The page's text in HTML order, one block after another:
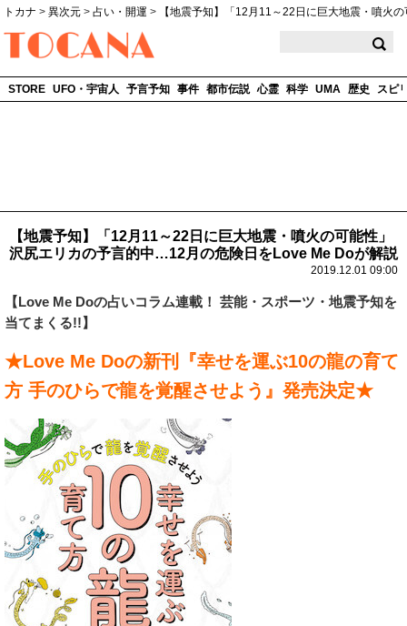
トカナ > 異次元 > 占い・開運 >
【地震予知】「12月11～22日に巨大地震・噴火
STORE UFO・宇宙人 予言予知 事件 都市伝説 心霊 科学 UMA 歴史 スピ
【地震予知】「12月11～22日に巨大地震・噴火の可能性」
沢尻エリカの予言的中…12月の危険日をLove Me Doが解説
2019.12.01 09:00
【Love Me Doの占いコラム連載！ 芸能・スポーツ・地震予知を
当てまくる!!】
★Love Me Doの新刊『幸せを運ぶ10の龍の育て
方 手のひらで龍を覚醒させよう』発売決定★